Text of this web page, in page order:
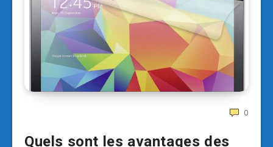
0
Quels sont les avantages des